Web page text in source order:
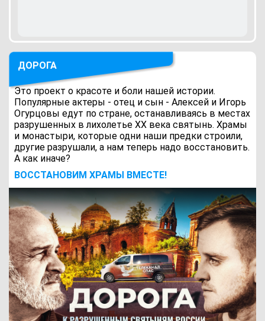
ДОРОГА
Это проект о красоте и боли нашей истории.
Популярные актеры - отец и сын - Алексей и Игорь
Огурцовы едут по стране, останавливаясь в местах
разрушенных в лихолетье ХХ века святынь. Храмы
и монастыри, которые одни наши предки строили,
другие разрушали, а нам теперь надо восстановить.
А как иначе?
ВОCСТАНОВИМ ХРАМЫ ВМЕСТЕ!